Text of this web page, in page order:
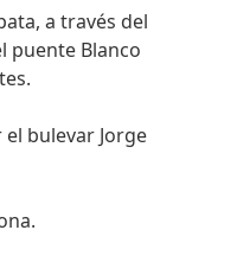
a través del
puente Blanco
el bulevar Jorge